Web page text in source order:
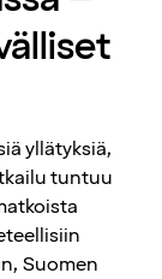
yllätyksiä,
tuntuu
Suomen